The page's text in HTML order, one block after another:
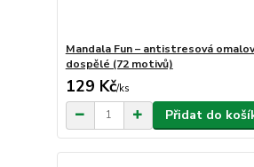
Mandala Fun – antistresová
dospělé (72 motivů)
129 Kč/ks
Přidat do